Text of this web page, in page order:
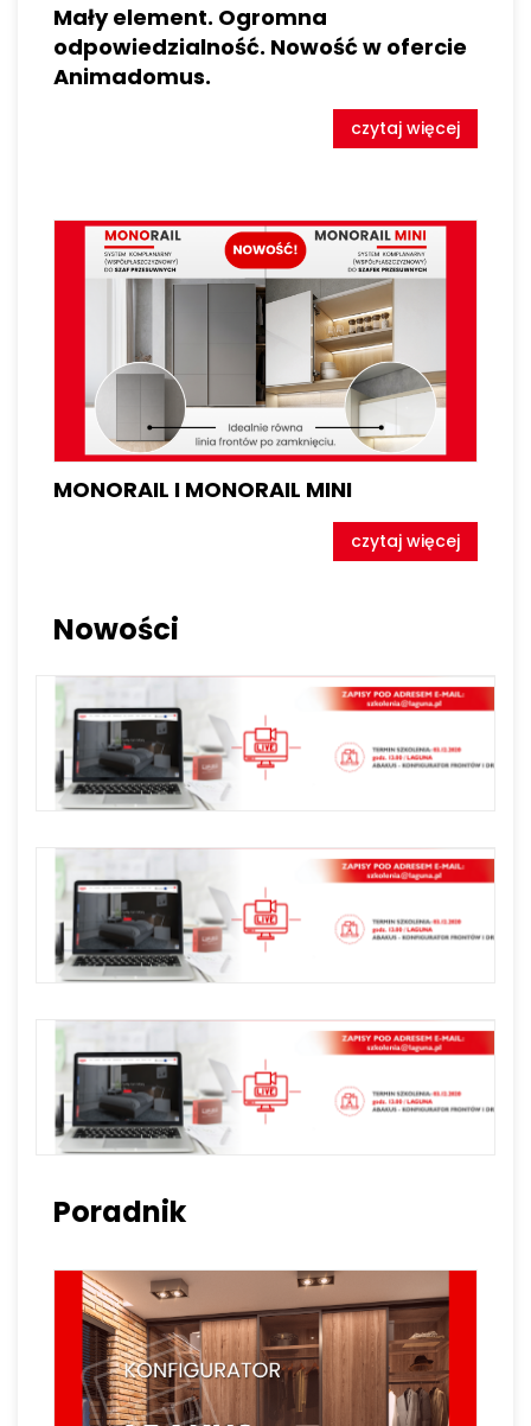
Mały element. Ogromna
odpowiedzialność. Nowość w ofercie
Animadomus.
czytaj więcej
MONORAIL I MONORAIL MINI
czytaj więcej
Nowości
Poradnik